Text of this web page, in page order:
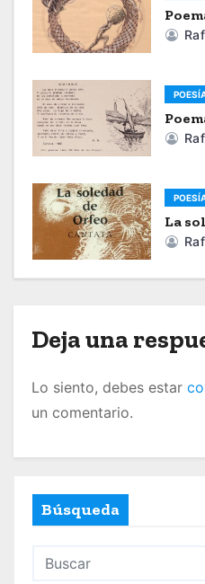
c
i
ó
n
d
e
e
t
r
a
d
a
s
La
Deja una
Lo siento, debes estar
un comentario.
Búsqueda